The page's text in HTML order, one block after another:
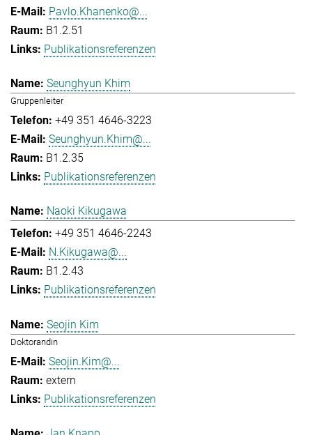
Pavlo.Khanenko@...
B1.2.51
Publikationsreferenzen
Seunghyun Khim
Gruppenleiter
+49 351 4646-3223
Seunghyun.Khim@...
B1.2.35
Publikationsreferenzen
Naoki Kikugawa
+49 351 4646-2243
N.Kikugawa@...
B1.2.43
Publikationsreferenzen
Seojin Kim
Doktorandin
Seojin.Kim@...
extern
Publikationsreferenzen